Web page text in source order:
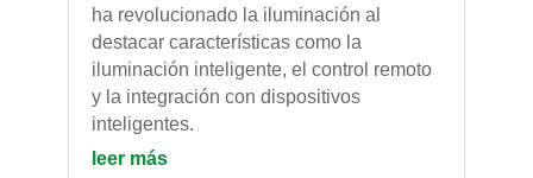
ha revolucionado la iluminación al
destacar características como la
iluminación inteligente, el control remoto
y la integración con dispositivos
inteligentes.
leer más